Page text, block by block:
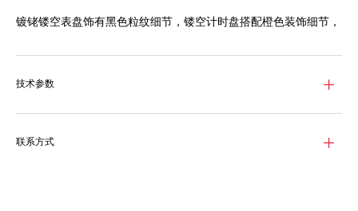
镀铑镂空表盘饰有黑色粒纹细节，镂空计时盘搭配橙色装饰细节，
计并经黑色PVD涂层精细粒面处理，搭配黑色喷砂陶瓷表圈，赛道
理，点缀与其颜色适配的装饰细节，尽显腕表的果敢精神。
技术参数
联系方式